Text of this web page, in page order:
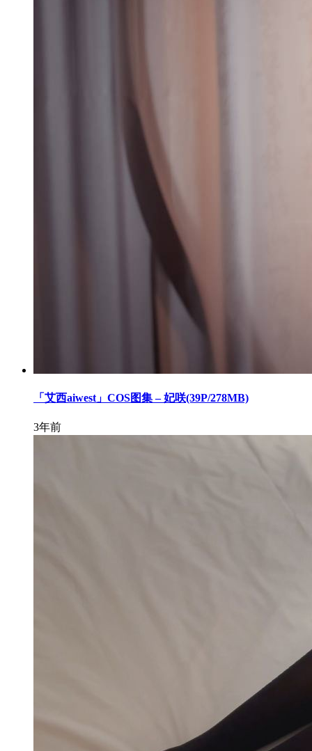
「艾西aiwest」COS图集 – 妃咲(39P/278MB)
3年前